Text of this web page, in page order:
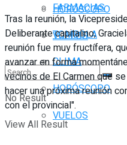
HORÓSCOPO
VUELOS
No Result
View All Result
FARMACIAS
TOMBOLA
CLIMA
HORÓSCOPO
VUELOS
Tras la reunión, la
Deliberante capitalino,
reunión fue muy fructífera,
avanzar en forma
vecinos de El Carmen que
hacer una próxima reunión
con el provincial".